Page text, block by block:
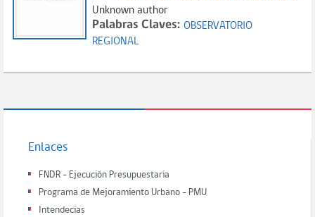
Unknown author
Palabras Claves: OBSERVATORIO
REGIONAL
Enlaces
FNDR - Ejecución Presupuestaria
Programa de Mejoramiento Urbano - PMU
Intendecias